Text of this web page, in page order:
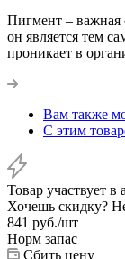
Пигмент – важная
он является тем
проникает в
Вам также
С этим
Товар участвует в
Хочешь скидку?
841 руб./шт
Норм запас
Сбить цену